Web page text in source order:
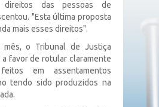
direitos das pessoas de
"Esta última proposta
mais esses direitos".
o Tribunal de Justiça
favor de rotular claramente
em assentamentos
tendo sido produzidos na